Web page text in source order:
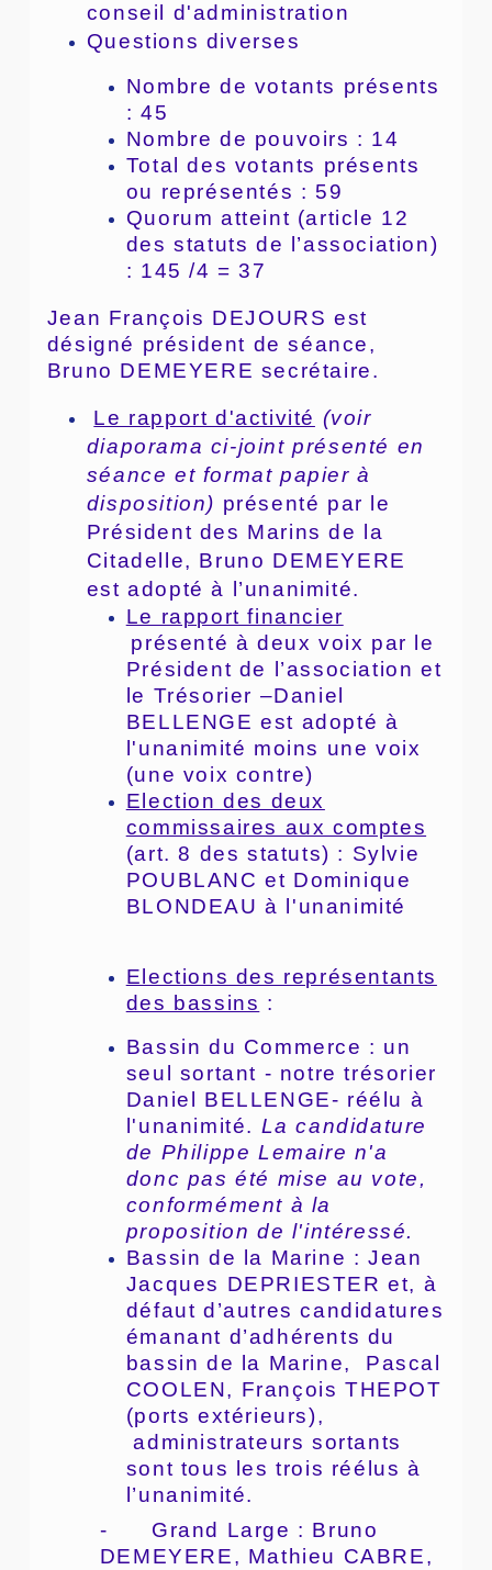
conseil d'administration
Questions diverses
Nombre de votants présents
: 45
Nombre de pouvoirs : 14
Total des votants présents
ou représentés : 59
Quorum atteint (article 12
des statuts de l’association)
: 145 /4 = 37
Jean François DEJOURS est
désigné président de séance,
Bruno DEMEYERE secrétaire.
Le rapport d'activité (voir
diaporama ci-joint présenté en
séance et format papier à
disposition) présenté par le
Président des Marins de la
Citadelle, Bruno DEMEYERE
est adopté à l’unanimité.
Le rapport financier
présenté à deux voix par le
Président de l’association et
le Trésorier –Daniel
BELLENGE est adopté à
l'unanimité moins une voix
(une voix contre)
Election des deux
commissaires aux comptes
(art. 8 des statuts) : Sylvie
POUBLANC et Dominique
BLONDEAU à l'unanimité
Elections des représentants
des bassins :
Bassin du Commerce : un
seul sortant - notre trésorier
Daniel BELLENGE- réélu à
l'unanimité. La candidature
de Philippe Lemaire n'a
donc pas été mise au vote,
conformément à la
proposition de l'intéressé.
Bassin de la Marine : Jean
Jacques DEPRIESTER et, à
défaut d’autres candidatures
émanant d’adhérents du
bassin de la Marine, Pascal
COOLEN, François THEPOT
(ports extérieurs),
administrateurs sortants
sont tous les trois réélus à
l’unanimité.
- Grand Large : Bruno
DEMEYERE, Mathieu CABRE,